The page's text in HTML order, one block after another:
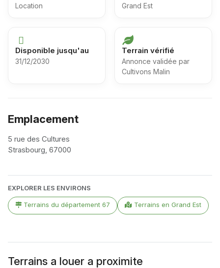
Location Grand Est
Disponible jusqu'au
31/12/2030
Terrain vérifié
Annonce validée par
Cultivons Malin
Emplacement
5 rue des Cultures
Strasbourg, 67000
+
−
EXPLORER LES ENVIRONS
Terrains du département 67 Terrains en Grand Est
Terrains a louer a proximite